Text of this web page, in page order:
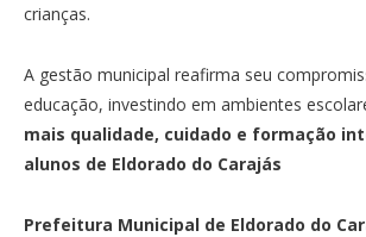
crianças.
A gestão municipal reafirma seu
educação, investindo em ambientes
mais qualidade, cuidado e formação
alunos de Eldorado do Carajás
Prefeitura Municipal de Eldorado do